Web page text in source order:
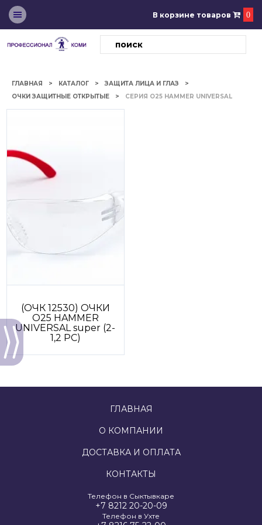
В корзине товаров 0
ГЛАВНАЯ КАТАЛОГ
ЗАЩИТА ЛИЦА И ГЛАЗ
ОЧКИ ЗАЩИТНЫЕ ОТКРЫТЫЕ
СЕРИЯ О25 HAMMER UNIVERSAL
(ОЧК 12530) ОЧКИ
О25 HAMMER
UNIVERSAL super (2-
1,2 PC)
ГЛАВНАЯ
О КОМПАНИИ
ДОСТАВКА И ОПЛАТА
КОНТАКТЫ
Телефон в Сыктывкаре
+7 8212 20-20-09
Телефон в Ухте